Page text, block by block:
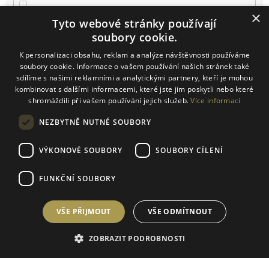
Dolní Kounice 0
Horní Bojanovice 0
Josefov
Kurdějov 0
×
Tyto webové stránky používají
soubory cookie.
K personalizaci obsahu, reklam a analýze návštěvnosti používáme
soubory cookie. Informace o vašem používání našich stránek také
sdílíme s našimi reklamními a analytickými partnery, kteří je mohou
kombinovat s dalšími informacemi, které jste jim poskytli nebo které
shromáždili při vašem používání jejich služeb.Více informací
NEZBYTNĚ NUTNÉ SOUBORY
VÝKONOVÉ SOUBORY SOUBORY CÍLENÍ
FUNKČNÍ SOUBORY
VŠE PŘIJMOUT VŠE ODMÍTNOUT
ZOBRAZIT PODROBNOSTI